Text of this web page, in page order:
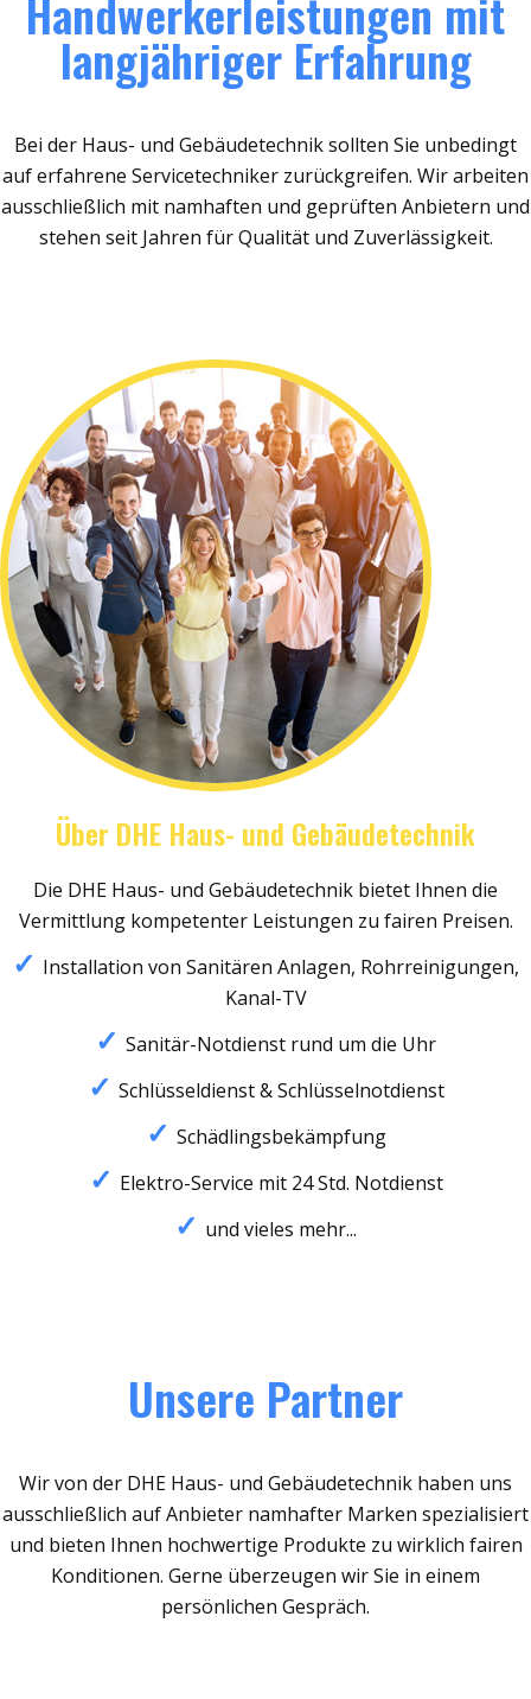
Handwerkerleistungen mit
langjähriger Erfahrung
Bei der Haus- und Gebäudetechnik sollten Sie unbedingt
auf erfahrene Servicetechniker zurückgreifen. Wir arbeiten
ausschließlich mit namhaften und geprüften Anbietern und
stehen seit Jahren für Qualität und Zuverlässigkeit.
Über DHE Haus- und Gebäudetechnik
Die DHE Haus- und Gebäudetechnik bietet Ihnen die
Vermittlung kompetenter Leistungen zu fairen Preisen.
Installation von Sanitären Anlagen, Rohrreinigungen,
Kanal-TV
Sanitär-Notdienst rund um die Uhr
Schlüsseldienst & Schlüsselnotdienst
Schädlingsbekämpfung
Elektro-Service mit 24 Std. Notdienst
und vieles mehr...
Unsere Partner
Wir von der DHE Haus- und Gebäudetechnik haben uns
ausschließlich auf Anbieter namhafter Marken spezialisiert
und bieten Ihnen hochwertige Produkte zu wirklich fairen
Konditionen. Gerne überzeugen wir Sie in einem
persönlichen Gespräch.